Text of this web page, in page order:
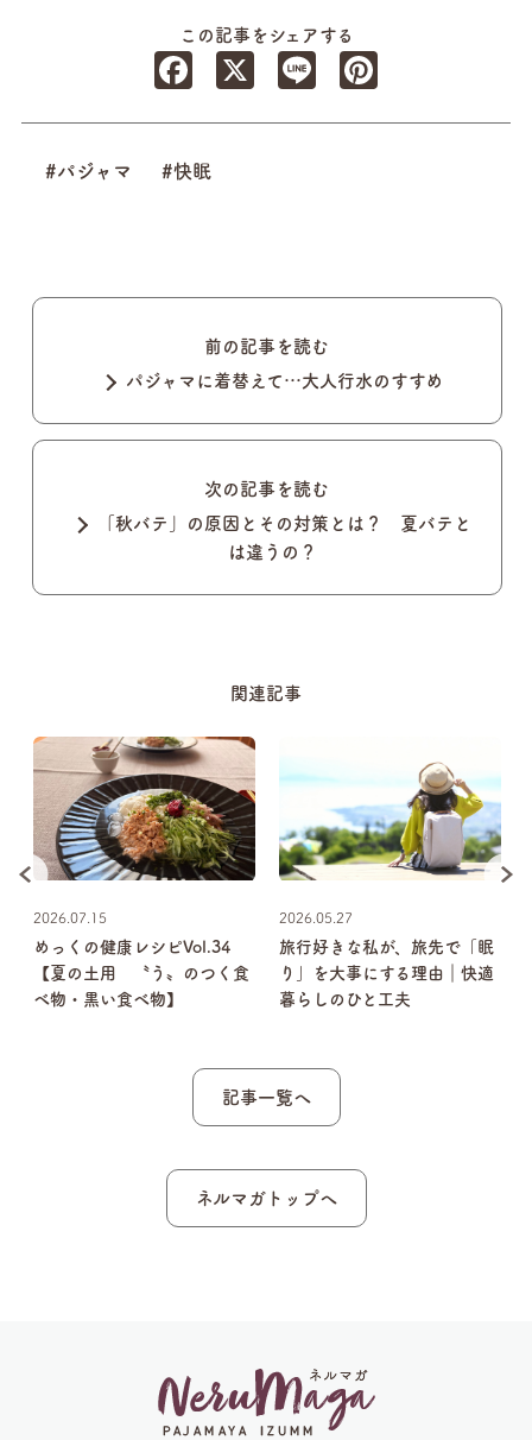
この記事をシェアする
Facebook
Line
#パジャマ #快眠
前の記事を読む
パジャマに着替えて…大人行水のすすめ
次の記事を読む
「秋バテ」の原因とその対策とは？ 夏バテと
は違うの？
関連記事
2026.07.15
めっくの健康レシピVol.34
【夏の土用 〝う〟のつく食
べ物・黒い食べ物】
2026.05.27
旅行好きな私が、旅先で「眠
り」を大事にする理由｜快適
暮らしのひと工夫
記事一覧へ
ネルマガトップへ